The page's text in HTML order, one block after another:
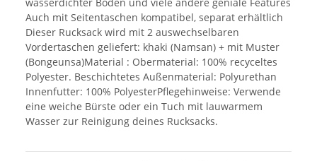
Auch mit Seitentaschen kompatibel, separat erhältlich
Dieser Rucksack wird mit 2 auswechselbaren
Vordertaschen geliefert: khaki (Namsan) + mit Muster
(Bongeunsa)Material : Obermaterial: 100% recyceltes
Polyester. Beschichtetes Außenmaterial: Polyurethan
Innenfutter: 100% PolyesterPflegehinweise: Verwende
eine weiche Bürste oder ein Tuch mit lauwarmem
Wasser zur Reinigung deines Rucksacks.